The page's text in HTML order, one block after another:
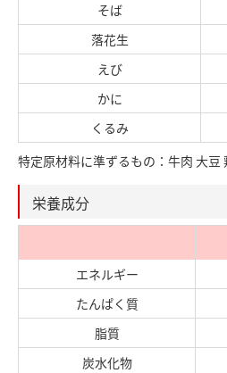
そば
落花生
えび
かに
くるみ
特定原材料に準ずるもの：牛肉 大豆
栄養成分
エネルギー
たんぱく質
脂質
炭水化物